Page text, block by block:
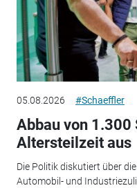
05.08.2026 #Schaeffler
Abbau von
Altersteilzeit aus
Die Politik diskutiert über
Automobil- und